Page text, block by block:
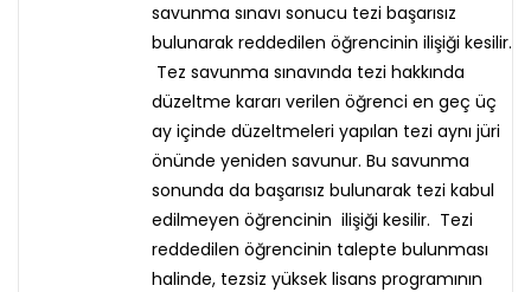
savunma sınavı sonucu tezi başarısız
bulunarak reddedilen öğrencinin ilişiği kesilir.
Tez savunma sınavında tezi hakkında
düzeltme kararı verilen öğrenci en geç üç
ay içinde düzeltmeleri yapılan tezi aynı jüri
önünde yeniden savunur. Bu savunma
sonunda da başarısız bulunarak tezi kabul
edilmeyen öğrencinin ilişiği kesilir. Tezi
reddedilen öğrencinin talepte bulunması
halinde, tezsiz yüksek lisans programının